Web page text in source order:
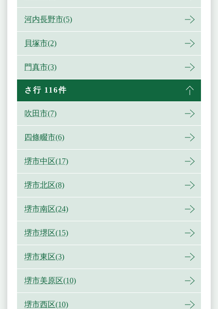
河内長野市(5)
貝塚市(2)
門真市(3)
さ行 116件
吹田市(7)
四條畷市(6)
堺市中区(17)
堺市北区(8)
堺市南区(24)
堺市堺区(15)
堺市東区(3)
堺市美原区(10)
堺市西区(10)